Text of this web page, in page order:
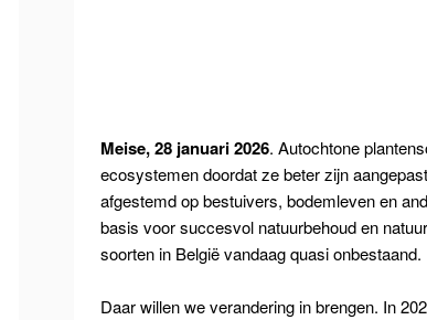
Meise, 28 januari 2026. Autochtone
ecosystemen doordat ze beter zijn
afgestemd op bestuivers, bodemleven en
basis voor succesvol natuurbehoud en
soorten in België vandaag quasi onbestaand.
Daar willen we verandering in brengen. In